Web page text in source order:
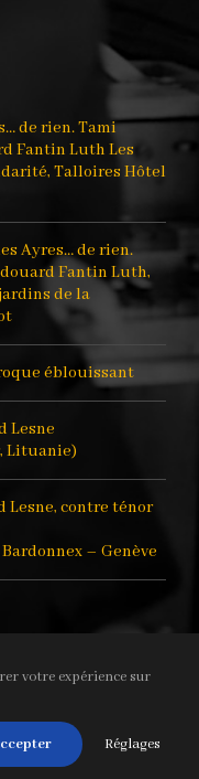
de rien. Tami
Fantin Luth Les
Talloires Hôtel
Ayres… de rien.
Fantin Luth,
de la
éblouissant
Lesne
Lituanie)
Lesne, contre ténor
– Genève
des données
votre expérience sur
Réglages